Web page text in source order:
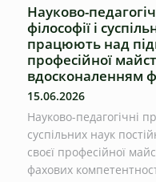
Науково-
філософії і
працюють над
професійної
вдосконаленням
15.06.2026
Науково-педагогічні
суспільних наук
своєї професійної
фахових